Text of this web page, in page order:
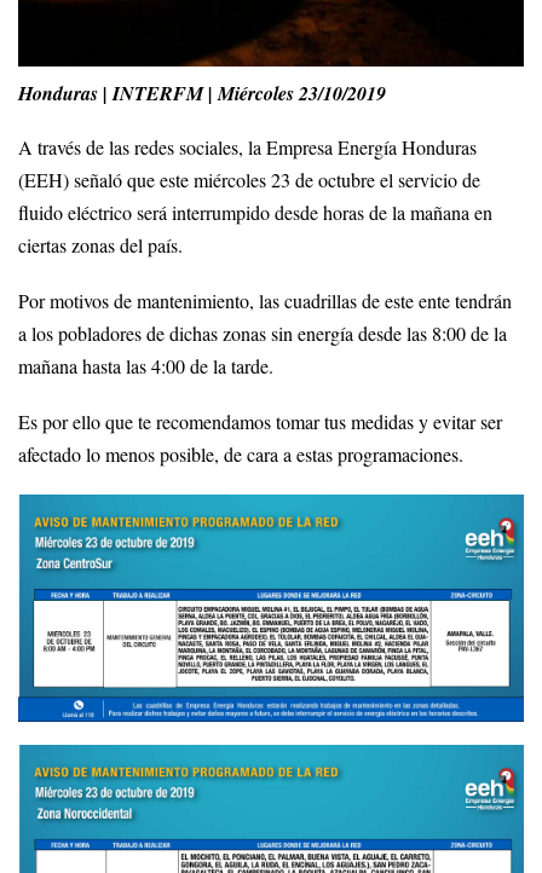
Honduras | INTERFM | Miércoles 23/10/2019
A través de las redes sociales, la Empresa Energía Honduras
(EEH) señaló que este miércoles 23 de octubre el servicio de
fluido eléctrico será interrumpido desde horas de la mañana en
ciertas zonas del país.
Por motivos de mantenimiento, las cuadrillas de este ente tendrán
a los pobladores de dichas zonas sin energía desde las 8:00 de la
mañana hasta las 4:00 de la tarde.
Es por ello que te recomendamos tomar tus medidas y evitar ser
afectado lo menos posible, de cara a estas programaciones.